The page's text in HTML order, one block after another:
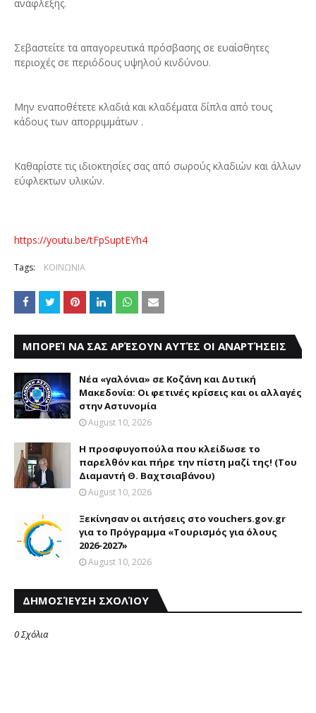
ανάφλεξης.
Σεβαστείτε τα απαγορευτικά πρόσβασης σε ευαίσθητες
περιοχές σε περιόδους υψηλού κινδύνου.
Μην εναποθέτετε κλαδιά και κλαδέματα δίπλα από τους
κάδους των απορριμμάτων .
Καθαρίστε τις ιδιοκτησίες σας από σωρούς κλαδιών και άλλων
εύφλεκτων υλικών.
https://youtu.be/tFpSuptEYh4
Tags: ΚΟΙΝΩΝΙΑ
ΜΠΟΡΕΊ ΝΑ ΣΑΣ ΑΡΈΣΟΥΝ ΑΥΤΈΣ ΟΙ ΑΝΑΡΤΉΣΕΙΣ
Νέα «γαλόνια» σε Κοζάνη και Δυτική
Μακεδονία: Οι φετινές κρίσεις και οι αλλαγές
στην Αστυνομία
August 10, 2026
Η προσφυγοπούλα που κλείδωσε το
παρελθόν και πήρε την πίστη μαζί της! (Του
Διαμαντή Θ. Βαχτσιαβάνου)
August 10, 2026
Ξεκίνησαν οι αιτήσεις στο vouchers.gov.gr
για το Πρόγραμμα «Τουρισμός για όλους
2026-2027»
August 10, 2026
ΔΗΜΟΣΊΕΥΣΗ ΣΧΟΛΊΟΥ
0 Σχόλια